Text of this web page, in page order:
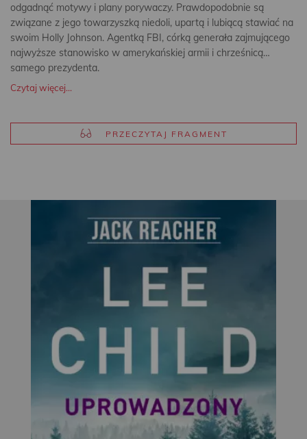
odgadnąć motywy i plany porywaczy. Prawdopodobnie są
związane z jego towarzyszką niedoli, upartą i lubiącą stawiać na
swoim Holly Johnson. Agentką FBI, córką generała zajmującego
najwyższe stanowisko w amerykańskiej armii i chrześnicą…
samego prezydenta.
Czytaj więcej...
PRZECZYTAJ FRAGMENT